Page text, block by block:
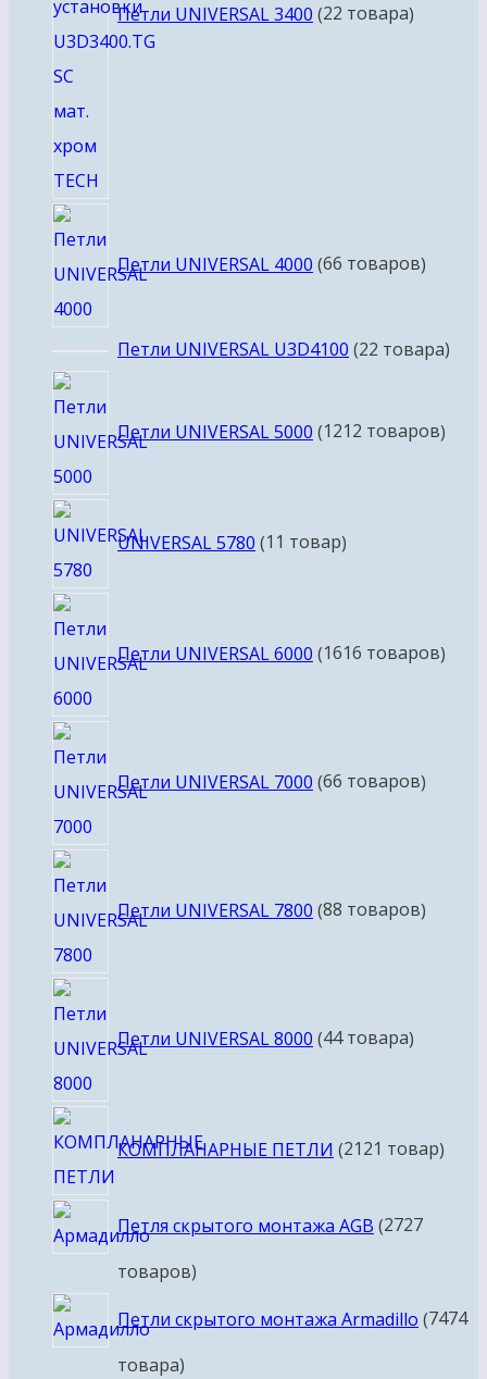
Петли UNIVERSAL 3400 22 товара
Петли UNIVERSAL 4000 66 товаров
Петли UNIVERSAL U3D4100 22 товара
Петли UNIVERSAL 5000 1212 товаров
UNIVERSAL 5780 1 1 товар
Петли UNIVERSAL 6000 1616 товаров
Петли UNIVERSAL 7000 66 товаров
Петли UNIVERSAL 7800 88 товаров
Петли UNIVERSAL 8000 44 товара
КОМПЛАНАРНЫЕ ПЕТЛИ 2121 товар
Петля скрытого монтажа AGB 2727
товаров
Петли скрытого монтажа Armadillo 7474
товара